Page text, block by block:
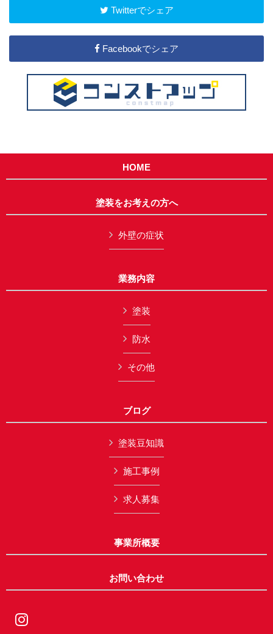
Twitterでシェア
Facebookでシェア
HOME
塗装をお考えの方へ
外壁の症状
業務内容
塗装
防水
その他
ブログ
塗装豆知識
施工事例
求人募集
事業所概要
お問い合わせ